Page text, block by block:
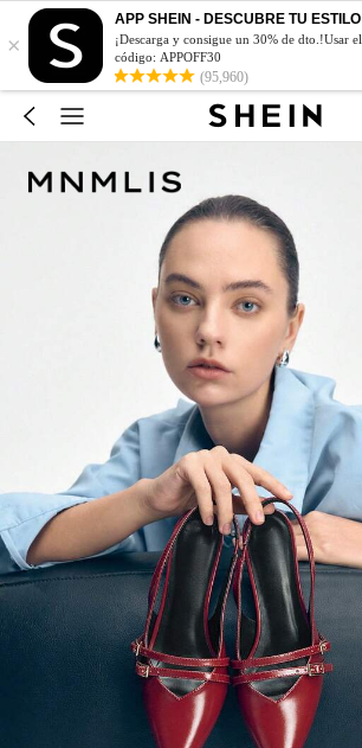
×
APP SHEIN - DESCUBRE TU ESTILO
¡Descarga y consigue un 30% de dto.!Usar el
código: APPOFF30
(95,960)